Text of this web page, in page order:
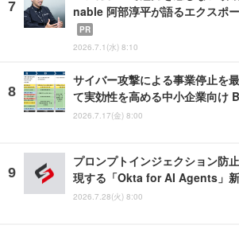
nable 阿部淳平が語るエクスポ
PR
2026.7.1(水) 8:10
サイバー攻撃による事業停止を
て実効性を高める中小企業向け
2026.7.17(金) 8:00
プロンプトインジェクション防
現する「Okta for AI Agents」
2026.7.28(火) 8:00